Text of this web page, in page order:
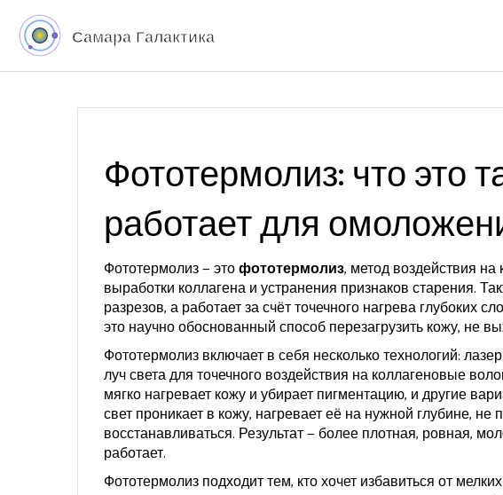
Фототермолиз: что это
работает для
Фототермолиз — этофототермолиз, метод воздействия
выработки коллагена и устранения признаков старения.
разрезов, а работает за счёт точечного нагрева глубоких
это научно обоснованный способ перезагрузить кожу, не
Фототермолиз включает в себя несколько технологий:
луч света для точечного воздействия на коллагеновые
мягко нагревает кожу и убирает пигментацию, и другие
свет проникает в кожу, нагревает её на нужной глубине, не
восстанавливаться. Результат — более плотная, ровная,
работает.
Фототермолиз подходит тем, кто хочет избавиться от